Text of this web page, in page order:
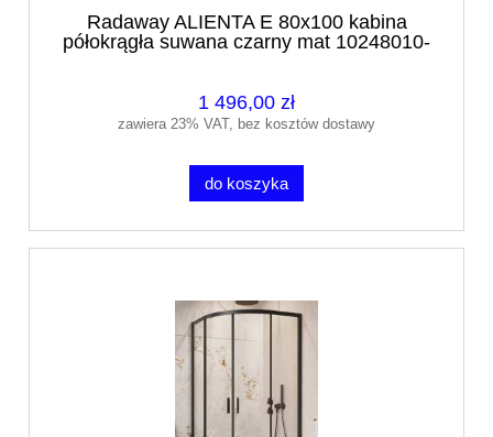
Radaway ALIENTA E 80x100 kabina
półokrągła suwana czarny mat 10248010-
1 496,00 zł
zawiera 23% VAT, bez kosztów dostawy
do koszyka